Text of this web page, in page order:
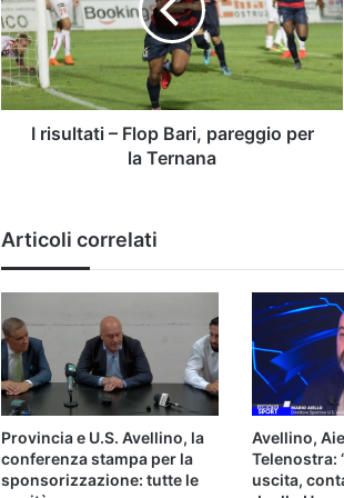
Bari,
pareggio
per
la
Ternana
I risultati – Flop Bari, pareggio per
la Ternana
Articoli correlati
Provincia e U.S. Avellino, la
conferenza stampa per la
sponsorizzazione: tutte le
Avellino,
Telenostra:
uscita,